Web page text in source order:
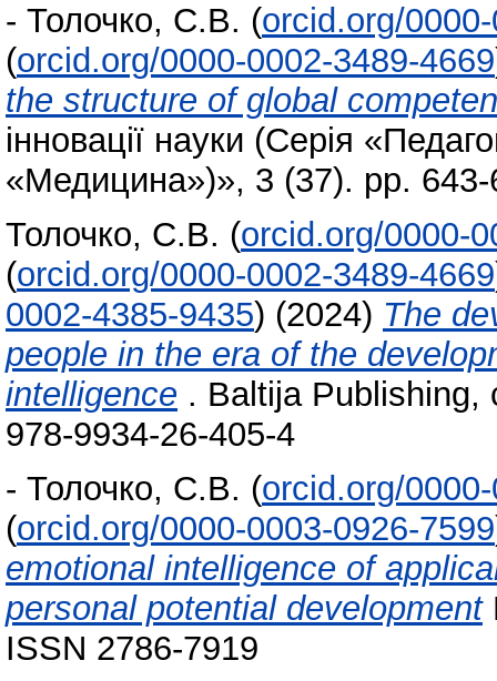
- Толочко, С.В. (orcid.org/
(orcid.org/0000-0002-3489-4669
the structure of global
інновації науки (Серія
«Медицина»)», 3 (37). pp.
Толочко, С.В. (orcid.org/0000-
(orcid.org/0000-0002-3489-4669
0002-4385-9435) (2024) The
people in the era of the
intelligence . Baltija Publishing,
978-9934-26-405-4
- Толочко, С.В. (orcid.org/
(orcid.org/0000-0003-0926-7599
emotional intelligence of
personal potential development
ISSN 2786-7919